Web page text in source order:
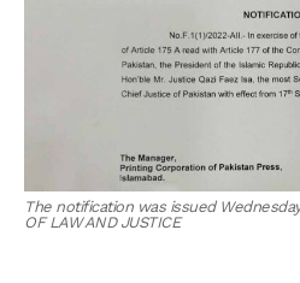
The notification was issued
OF LAW AND JUSTICE